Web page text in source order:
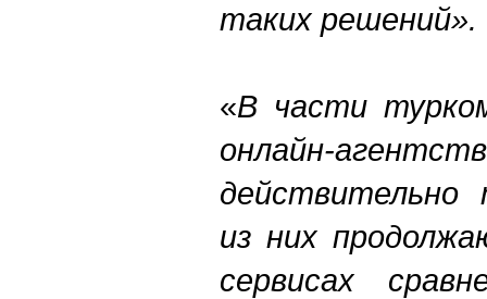
таких решений».
«В части
онлайн-
из них
сервисах